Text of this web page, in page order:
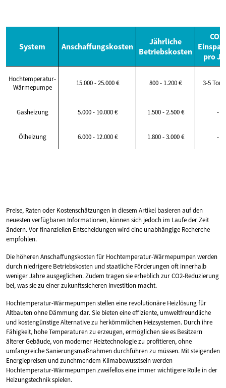
System Anschaffungskosten
Jährliche
Betriebskosten
CO2-
pro
Hochtemperatur-
Wärmepumpe
15.000 - 25.000 € 800 - 1.200 € 3-5
Gasheizung 5.000 - 10.000 € 1.500 - 2.500 € -
Ölheizung 6.000 - 12.000 € 1.800 - 3.000 € -
Preise, Raten oder Kostenschätzungen in diesem Artikel basieren auf den
neuesten verfügbaren Informationen, können sich jedoch im Laufe der Zeit
ändern. Vor finanziellen Entscheidungen wird eine unabhängige Recherche
empfohlen.
Die höheren Anschaffungskosten für Hochtemperatur-Wärmepumpen werden
durch niedrigere Betriebskosten und staatliche Förderungen oft innerhalb
weniger Jahre ausgeglichen. Zudem tragen sie erheblich zur CO2-Reduzierung
bei, was sie zu einer zukunftssicheren Investition macht.
Hochtemperatur-Wärmepumpen stellen eine revolutionäre Heizlösung für
Altbauten ohne Dämmung dar. Sie bieten eine effiziente, umweltfreundliche
und kostengünstige Alternative zu herkömmlichen Heizsystemen. Durch ihre
Fähigkeit, hohe Temperaturen zu erzeugen, ermöglichen sie es Besitzern
älterer Gebäude, von moderner Heiztechnologie zu profitieren, ohne
umfangreiche Sanierungsmaßnahmen durchführen zu müssen. Mit steigenden
Energiepreisen und zunehmendem Klimabewusstsein werden
Hochtemperatur-Wärmepumpen zweifellos eine immer wichtigere Rolle in der
Heizungstechnik spielen.